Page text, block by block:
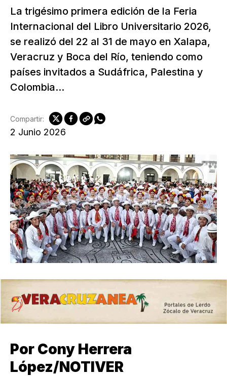
La trigésimo primera edición de la Feria
Internacional del Libro Universitario 2026,
se realizó del 22 al 31 de mayo en Xalapa,
Veracruz y Boca del Río, teniendo como
países invitados a Sudáfrica, Palestina y
Colombia...
2 Junio 2026
Compartir:
Por Cony Herrera
López/NOTIVER